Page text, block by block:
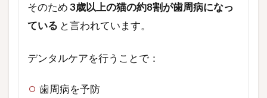
そのため3歳以上の猫の約8割が歯周病になっ
ている と言われています。
デンタルケアを行うことで：
歯周病を予防